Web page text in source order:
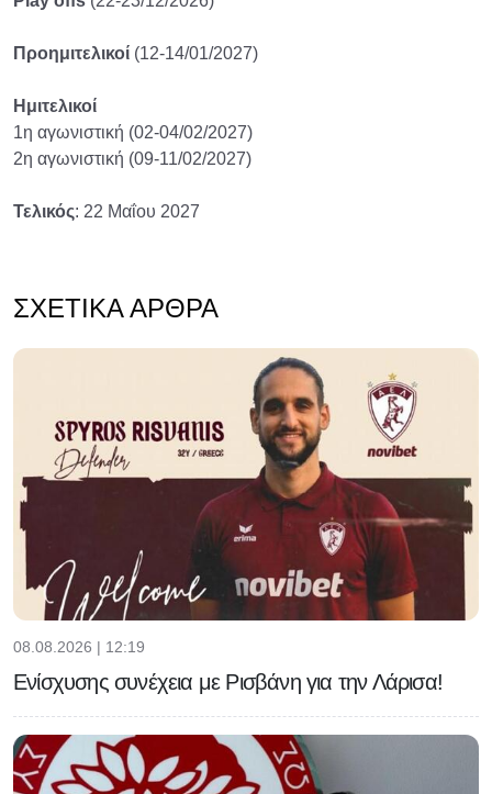
Προημιτελικοί (12-14/01/2027)
Ημιτελικοί
1η αγωνιστική (02-04/02/2027)
2η αγωνιστική (09-11/02/2027)
Τελικός: 22 Μαΐου 2027
ΣΧΕΤΙΚΆ ΆΡΘΡΑ
08.08.2026 | 12:19
Ενίσχυσης συνέχεια με Ρισβάνη για την Λάρισα!